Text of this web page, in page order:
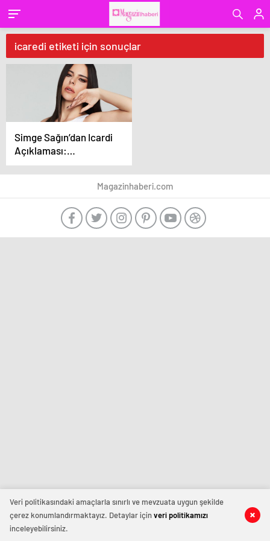
icaredi etiketi için sonuçlar
Simge Sağın’dan Icardi
Açıklaması:
“Kısmetimi Kapatıyor”
Magazinhaberi.com
Veri politikasındaki amaçlarla sınırlı ve mevzuata uygun şekilde
çerez konumlandırmaktayız. Detaylar içinveri politikamızı
inceleyebilirsiniz.